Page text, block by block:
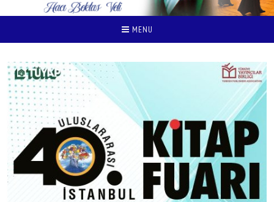
MENU